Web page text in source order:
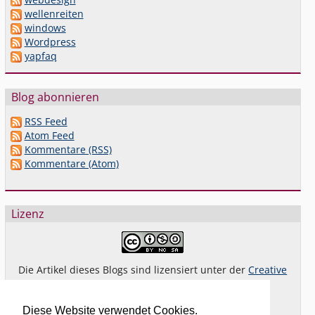
Diese Website verwendet Cookies.
wellenreiten
windows
Wordpress
yapfaq
Blog abonnieren
RSS Feed
Atom Feed
Kommentare (RSS)
Kommentare (Atom)
Lizenz
Die Artikel dieses Blogs sind lizensiert unter derCreative
Das giltnichtfür Bilder oder (andere) erkennbare